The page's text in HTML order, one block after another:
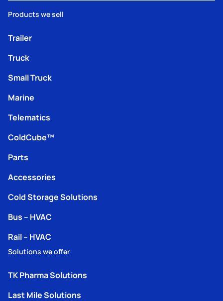
Products we sell
Trailer
Truck
Small Truck
Marine
Telematics
ColdCube™
Parts
Accessories
Cold Storage Solutions
Bus – HVAC
Rail – HVAC
Solutions we offer
TK Pharma Solutions
Last Mile Solutions